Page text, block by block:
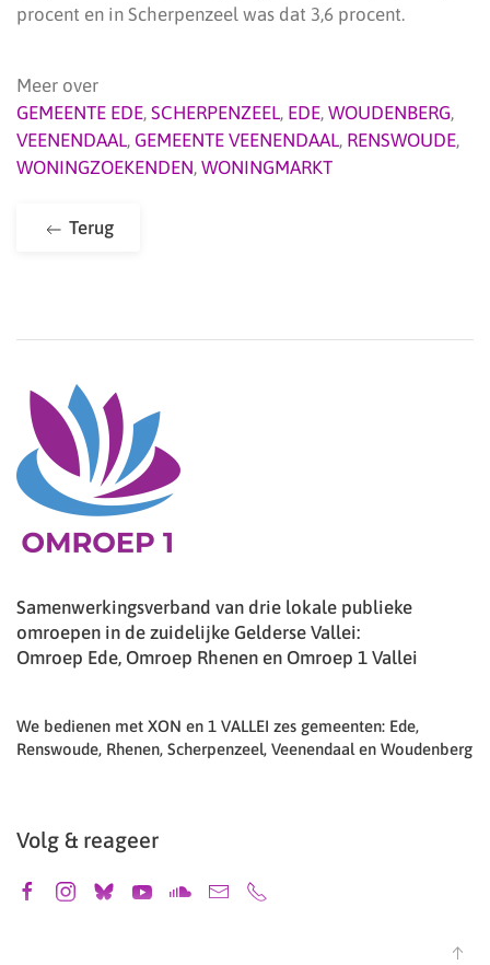
procent en in Scherpenzeel was dat 3,6 procent.
Meer over
GEMEENTE EDE, SCHERPENZEEL, EDE, WOUDENBERG,
VEENENDAAL, GEMEENTE VEENENDAAL, RENSWOUDE,
WONINGZOEKENDEN, WONINGMARKT
Terug
Samenwerkingsverband van drie lokale publieke
omroepen in de zuidelijke Gelderse Vallei:
Omroep Ede, Omroep Rhenen en Omroep 1 Vallei
We bedienen met XON en 1 VALLEI zes gemeenten: Ede,
Renswoude, Rhenen, Scherpenzeel, Veenendaal en Woudenberg
Volg & reageer